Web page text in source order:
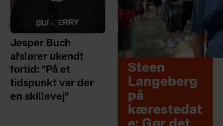
Jesper Buch
afslører ukendt
fortid: "På et
tidspunkt var der
en skillevej"
Steen
Langeberg
på
kærestedat